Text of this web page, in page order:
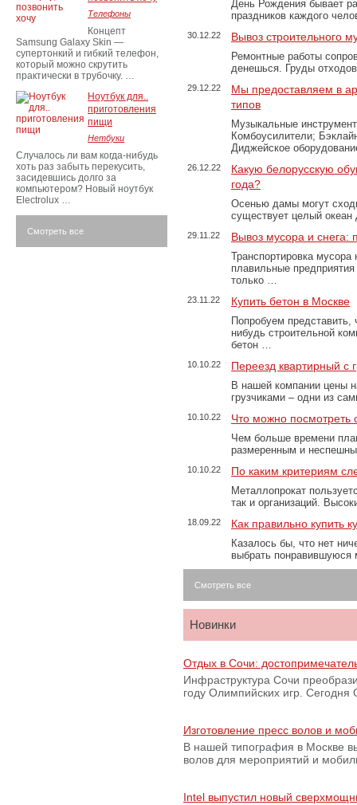
День Рождения бывает
праздников каждого
30.12.22 Вывоз строительного
Ремонтные работы
денешься. Груды
29.12.22
Мы предоставляем в
типов
Музыкальные
Комбоусилители;
Диджейское
26.12.22
Какую белорусскую
года?
Осенью дамы могут
существует целый
29.11.22 Вывоз мусора и
Транспортировка
плавильные
только …
23.11.22 Купить бетон в Москве
Попробуем представить,
нибудь строительной
бетон …
10.10.22 Переезд квартирный с
В нашей компании цены
грузчиками – одни из
10.10.22 Что можно посмотреть
Чем больше времени
размеренным и
10.10.22 По каким критериям
Металлопрокат
так и организаций.
18.09.22 Как правильно купить
Казалось бы, что нет
выбрать
Смотреть все
Новинки
Отдых в Сочи:
Инфраструктура Сочи
году Олимпийских игр.
Изготовление пресс волов и
В нашей типография в Москве
волов для мероприятий и
Intel выпустил новый
Телефоны
Концепт
Samsung Galaxy Skin —
супертонкий и гибкий телефон,
который можно скрутить
практически в трубочку. …
Ноутбук для..
приготовления
пищи
Нетбуки
Случалось ли вам когда-нибудь
хоть раз забыть перекусить,
засидевшись долго за
компьютером? Новый ноутбук
Electrolux …
Смотреть все